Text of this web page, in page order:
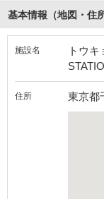
基本情報（地図・住
施設名
トウ
住所 東京都